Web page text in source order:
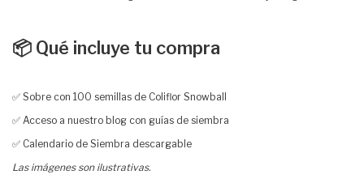
📦 Qué incluye tu compra
✅ Sobre con 100 semillas de Coliflor Snowball
✅ Acceso a nuestro blog con guías de siembra
✅ Calendario de Siembra descargable
Las imágenes son ilustrativas.